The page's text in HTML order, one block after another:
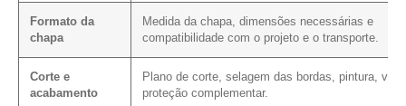
Formato da
chapa
Medida da chapa, dimensões necessárias e
compatibilidade com o projeto e o transporte.
Corte e
acabamento
Plano de corte, selagem das bordas, pintura,
proteção complementar.